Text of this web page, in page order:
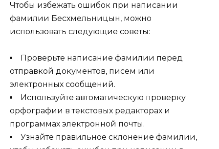
Чтобы избежать ошибок при написании
фамилии Бесхмельницын, можно
использовать следующие советы:
Проверьте написание фамилии перед
отправкой документов, писем или
электронных сообщений.
Используйте автоматическую проверку
орфографии в текстовых редакторах и
программах электронной почты.
Узнайте правильное склонение фамилии,